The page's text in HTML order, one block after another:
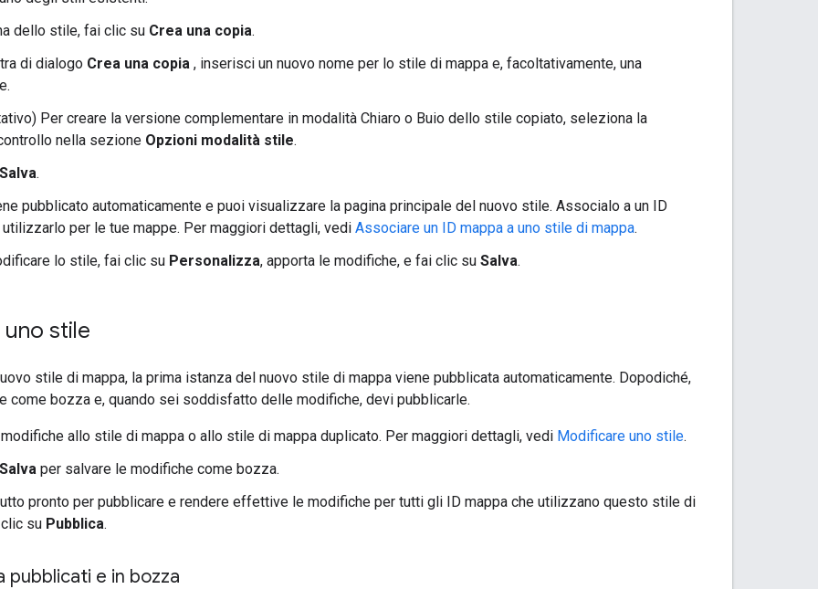
dello stile, fai clic su Crea una copia.
di dialogo Crea una copia , inserisci un nuovo nome per lo stile di mappa e, facoltativamente, una
Per creare la versione complementare in modalità Chiaro o Buio dello stile copiato, seleziona la
nella sezione Opzioni modalità stile.
Salva.
pubblicato automaticamente e puoi visualizzare la pagina principale del nuovo stile. Associalo a un ID
utilizzarlo per le tue mappe. Per maggiori dettagli, vedi Associare un ID mappa a uno stile di mappa.
lo stile, fai clic su Personalizza, apporta le modifiche, e fai clic su Salva.
uno stile
stile di mappa, la prima istanza del nuovo stile di mappa viene pubblicata automaticamente. Dopodiché,
come bozza e, quando sei soddisfatto delle modifiche, devi pubblicarle.
modifiche allo stile di mappa o allo stile di mappa duplicato. Per maggiori dettagli, vedi Modificare uno stile.
Salva per salvare le modifiche come bozza.
tutto pronto per pubblicare e rendere effettive le modifiche per tutti gli ID mappa che utilizzano questo stile di
clic su Pubblica.
pubblicati e in bozza